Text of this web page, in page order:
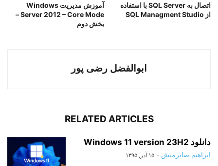
آموزش مدیریت Windows
Server 2012 – Core Mode –
بخش دوم
اتصال به SQL Server با استفاده
از SQL Managment Studio
ابوالفضل رضی پور
RELATED ARTICLES
دانلود Windows 11 version 23H2
ابراهیم صابرمنش - ۱۵ آذر, ۱۳۹۵